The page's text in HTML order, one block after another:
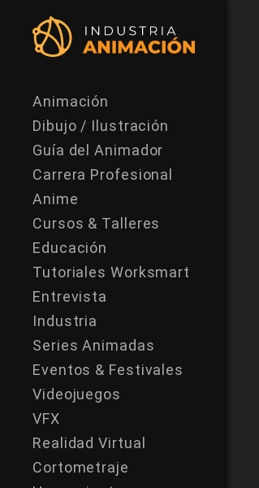
Animación
Dibujo / Ilustración
Guía del Animador
Carrera Profesional
Anime
Cursos & Talleres
Educación
Tutoriales Worksmart
Entrevista
Industria
Series Animadas
Eventos & Festivales
Videojuegos
VFX
Realidad Virtual
Cortometraje